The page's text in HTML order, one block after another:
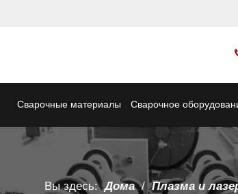
Сварочные материалы Сварочное
Вы здесь: Дома / Плазма и